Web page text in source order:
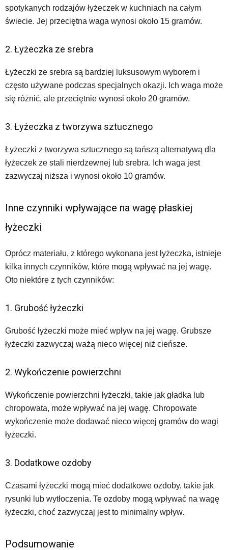
spotykanych rodzajów łyżeczek w kuchniach na całym
świecie. Jej przeciętna waga wynosi około 15 gramów.
2. Łyżeczka ze srebra
Łyżeczki ze srebra są bardziej luksusowym wyborem i
często używane podczas specjalnych okazji. Ich waga może
się różnić, ale przeciętnie wynosi około 20 gramów.
3. Łyżeczka z tworzywa sztucznego
Łyżeczki z tworzywa sztucznego są tańszą alternatywą dla
łyżeczek ze stali nierdzewnej lub srebra. Ich waga jest
zazwyczaj niższa i wynosi około 10 gramów.
Inne czynniki wpływające na wagę płaskiej
łyżeczki
Oprócz materiału, z którego wykonana jest łyżeczka, istnieje
kilka innych czynników, które mogą wpływać na jej wagę.
Oto niektóre z tych czynników:
1. Grubość łyżeczki
Grubość łyżeczki może mieć wpływ na jej wagę. Grubsze
łyżeczki zazwyczaj ważą nieco więcej niż cieńsze.
2. Wykończenie powierzchni
Wykończenie powierzchni łyżeczki, takie jak gładka lub
chropowata, może wpływać na jej wagę. Chropowate
wykończenie może dodawać nieco więcej gramów do wagi
łyżeczki.
3. Dodatkowe ozdoby
Czasami łyżeczki mogą mieć dodatkowe ozdoby, takie jak
rysunki lub wytłoczenia. Te ozdoby mogą wpływać na wagę
łyżeczki, choć zazwyczaj jest to minimalny wpływ.
Podsumowanie